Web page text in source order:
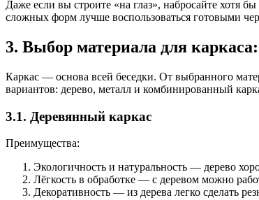
Даже если вы строите «на глаз», набросайте хотя
сложных форм лучше воспользоваться готовыми
3. Выбор материала для
Каркас — основа всей беседки. От выбранного
вариантов: дерево, металл и комбинированный
3.1. Деревянный каркас
Преимущества:
Экологичность и натуральность — дерево
Лёгкость в обработке — с деревом можно
Декоративность — из дерева легко сделать